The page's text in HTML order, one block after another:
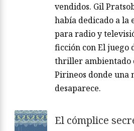
vendidos. Gil
había dedicado a la
para radio y
ficción con El juego
thriller ambientado
Pirineos donde una
desaparece.
El cómplice